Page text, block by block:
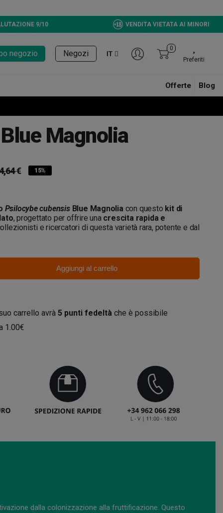
9/10 VENDITA VIETATA AI MINORI
negozio Negozi IT
0
Preferiti
Offerte Blog
Magnolia
€ 15%
Psilocybe cubensisBlue Magnolia con questo kit di
, progettato per offrire una crescita rapida e
e ricercatori di questa varietà rara, potente e dal
Aggiungi al carrello
carrello avrà 5 punti fedeltà che è possibile
1.00€
dalla colonizzazione alla fruttificazione. Questo